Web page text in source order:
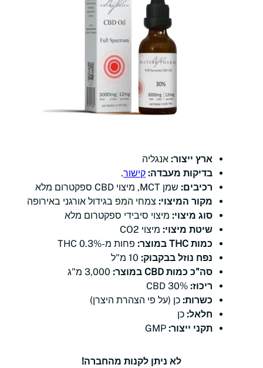
ארץ ייצור: אנגליה
בדיקות מעבדה: קישור.
רכיבים: שמן MCT, מיצוי CBD ספקטרום מלא
מקור המיצוי: צמחי המפ בגידול אורגני באירופה
סוג מיצוי: מיצוי סיבידי ספקטרום מלא
שיטת מיצוי: מיצוי CO2
כמות THC במוצר:
פחות מ-0.3% THC
נפח נוזל בבקבוק:
סה"כ כמות CBD במוצר:
ריכוז: 30% CBD
כשרות: כן (על פי הצהרת היצרן)
חלאל: כן
תקני ייצור:
לא ניתן לקנות מהחברה!